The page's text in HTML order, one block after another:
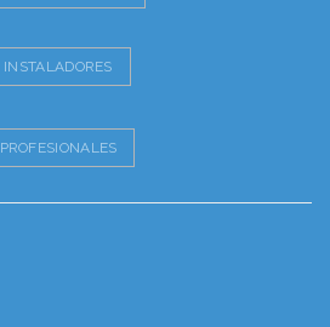
INSTALADORES
PROFESIONALES